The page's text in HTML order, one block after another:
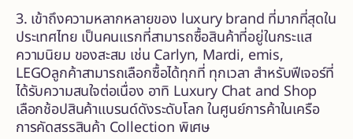
3. เข้าถึงความหลากหลายของ luxury brand ที่มากที่สุดใน
ประเทศไทย เป็นคนแรกที่สามารถซื้อสินค้าที่อยู่ในกระแส
ความนิยม ของสะสม เช่น Carlyn, Mardi, emis,
LEGOลูกค้าสามารถเลือกซื้อได้ทุกที่ ทุกเวลา สำหรับฟีเจอร์ที่
ได้รับความสนใจต่อเนื่อง อาทิ Luxury Chat and Shop
เลือกช้อปสินค้าแบรนด์ดังระดับโลก ในศูนย์การค้าในเครือ
การคัดสรรสินค้า Collection พิเศษ